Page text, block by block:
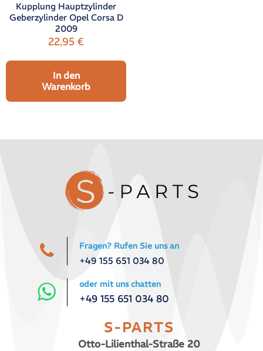
Kupplung Hauptzylinder
Geberzylinder Opel Corsa D
2009
22,95€
In den
Warenkorb
Fragen? Rufen Sie uns an
+49 155 651 034 80
oder mit uns chatten
+49 155 651 034 80
S-PARTS
Otto-Lilienthal-Straße 20